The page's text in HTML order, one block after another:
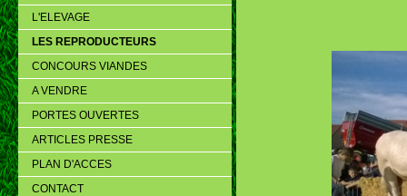
L'ELEVAGE
LES REPRODUCTEURS
CONCOURS VIANDES
A VENDRE
PORTES OUVERTES
ARTICLES PRESSE
PLAN D'ACCES
CONTACT